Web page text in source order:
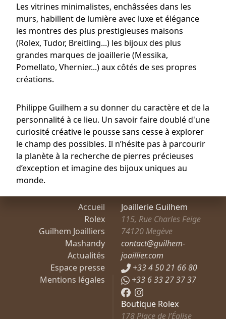
Les vitrines minimalistes, enchâssées dans les
murs, habillent de lumière avec luxe et élégance
les montres des plus prestigieuses maisons
(Rolex, Tudor, Breitling...) les bijoux des plus
grandes marques de joaillerie (Messika,
Pomellato, Vhernier...) aux côtés de ses propres
créations.
Philippe Guilhem a su donner du caractère et de la
personnalité à ce lieu. Un savoir faire doublé d'une
curiosité créative le pousse sans cesse à explorer
le champ des possibles. Il n’hésite pas à parcourir
la planète à la recherche de pierres précieuses
d’exception et imagine des bijoux uniques au
monde.
Accueil
Rolex
Guilhem Joailliers
Mashandy
Actualités
Espace presse
Mentions légales
Joaillerie Guilhem
115, Rue Charles Feige
74120 Megève
contact@guilhem-
joaillier.com
+33 4 50 21 66 80
+33 6 33 27 37 37
Boutique Rolex
178 Place de l’Église